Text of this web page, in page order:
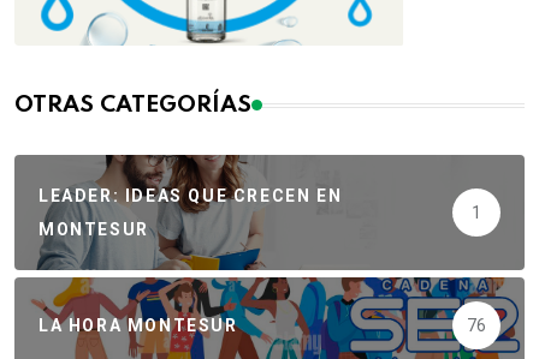
OTRAS CATEGORÍAS
LEADER: IDEAS QUE CRECEN EN
MONTESUR
1
LA HORA MONTESUR 76